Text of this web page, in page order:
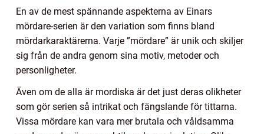
En av de mest spännande aspekterna av Einars
mördare-serien är den variation som finns bland
mördarkaraktärerna. Varje ”mördare” är unik och skiljer
sig från de andra genom sina motiv, metoder och
personligheter.
Även om de alla är mordiska är det just deras olikheter
som gör serien så intrikat och fängslande för tittarna.
Vissa mördare kan vara mer brutala och våldsamma